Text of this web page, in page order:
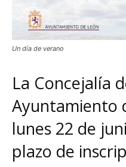
Un día de verano
La Concejalía
Ayuntamiento
lunes 22 de
plazo de